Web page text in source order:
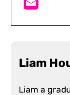
Liam
Liam a